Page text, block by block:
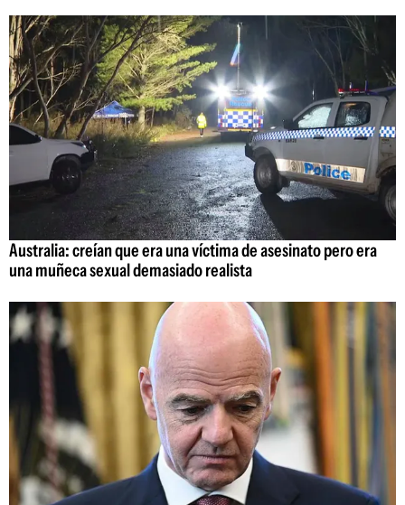
Australia: creían que era una víctima de asesinato pero era
una muñeca sexual demasiado realista